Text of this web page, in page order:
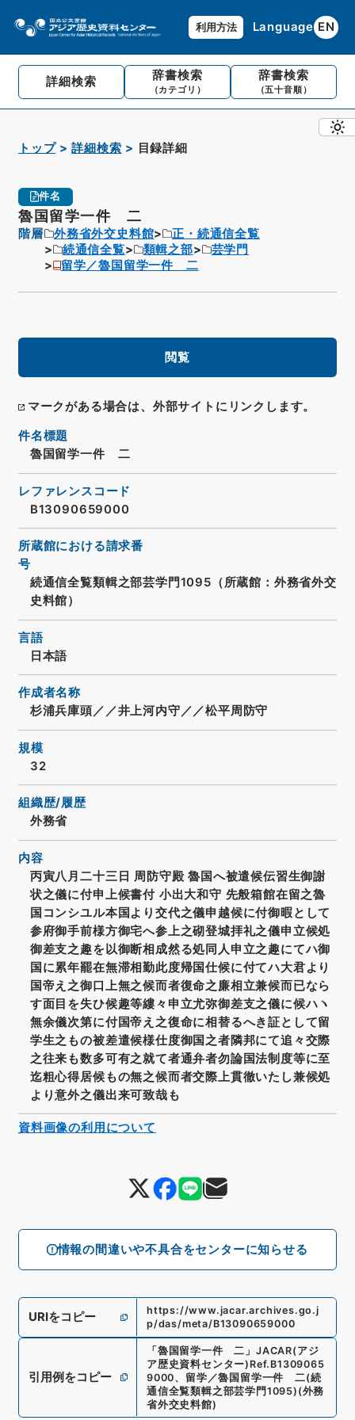
利用方法 Language EN
詳細検索 辞書検索
（カテゴリ）
辞書検索
（五十音順）
トップ 詳細検索 目録詳細
件名
魯国留学一件 二
階層 外務省外交史料館
正・続通信全覧
続通信全覧
類輯之部
芸学門
留学／魯国留学一件 二
閲覧
マークがある場合は、外部サイトにリンクします。
情報の間違いや不具合をセンターに知らせる
件名標題
魯国留学一件 二
レファレンスコード
B13090659000
所蔵館における請求番
号
続通信全覧類輯之部芸学門1095（所蔵館：外務省外交
史料館）
言語
日本語
作成者名称
杉浦兵庫頭／／井上河内守／／松平周防守
規模
32
組織歴/履歴
外務省
内容
丙寅八月二十三日 周防守殿 魯国へ被遣候伝習生御謝
状之儀に付申上候書付 小出大和守 先般箱館在留之魯
国コンシユル本国より交代之儀申越候に付御暇として
参府御手前様方御宅へ参上之砌登城拝礼之儀申立候処
御差支之趣を以御断相成然る処同人申立之趣にてハ御
国に累年罷在無滞相勤此度帰国仕候に付てハ大君より
国帝え之御口上無之候而者復命之廉相立兼候而已なら
す面目を失ひ候趣等縷々申立尤弥御差支之儀に候ハヽ
無余儀次第に付国帝え之復命に相替るへき証として留
学生之もの被差遣候様仕度御国之者隣邦にて追々交際
之往来も数多可有之就て者通弁者勿論国法制度等に至
迄粗心得居候もの無之候而者交際上貫徹いたし兼候処
より意外之儀出来可致哉も
URIをコピー
https://www.jacar.archives.go.j
p/das/meta/B13090659000
引用例をコピー
「魯国留学一件 二 」 JACAR(アジ
ア歴史資料センター) Ref. B1309065
9000、 留学／魯国留学一件 二(続
通信全覧類輯之部芸学門1095) (外務
省外交史料館)
資料画像の利用について